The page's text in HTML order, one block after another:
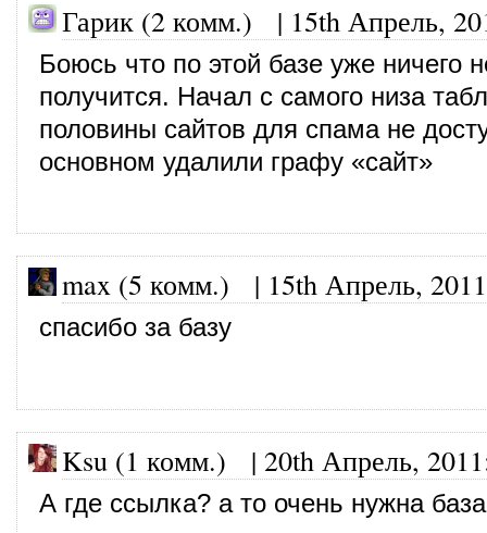
Гарик (2 комм.) | 15th Апрель,
Боюсь что по этой базе уже ничего
получится. Начал с самого низа
половины сайтов для спама не
основном удалили графу «сайт»
max (5 комм.) | 15th Апрель, 2011
спасибо за базу
Ksu (1 комм.) | 20th Апрель, 2011
А где ссылка? а то очень нужна